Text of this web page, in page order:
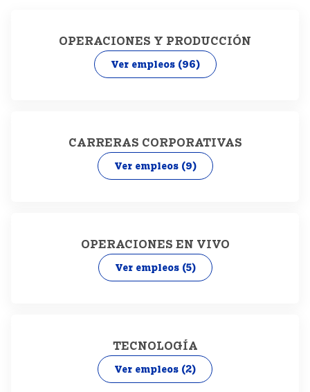
OPERACIONES Y PRODUCCIÓN
Ver empleos (96)
CARRERAS CORPORATIVAS
Ver empleos (9)
OPERACIONES EN VIVO
Ver empleos (5)
TECNOLOGÍA
Ver empleos (2)